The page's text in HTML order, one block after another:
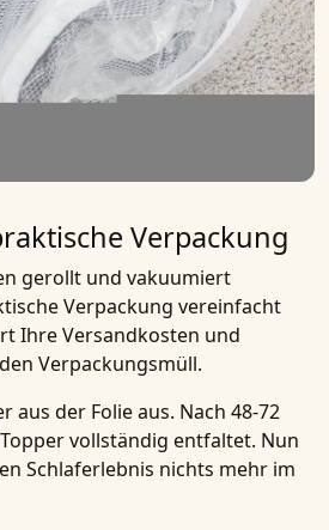
Verpackung
gerollt und vakuumiert
Verpackung vereinfacht
Ihre Versandkosten und
Verpackungsmüll.
aus der Folie aus. Nach 48-72
vollständig entfaltet. Nun
Schlaferlebnis nichts mehr im